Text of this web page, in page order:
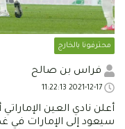
محترفونا بالخارج
فراس بن صالح
أعلن نادي العين